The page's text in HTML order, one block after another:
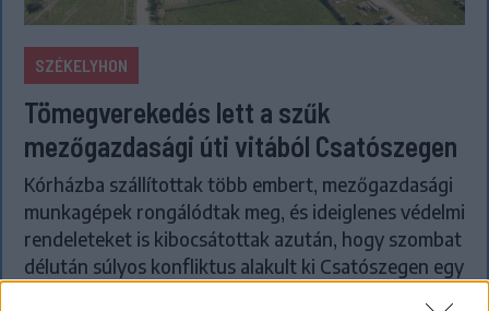
SZÉKELYHON
Tömegverekedés lett a szűk
mezőgazdasági úti vitából Csatószegen
Kórházba szállítottak több embert, mezőgazdasági
munkagépek rongálódtak meg, és ideiglenes védelmi
rendeleteket is kibocsátottak azután, hogy szombat
délután súlyos konfliktus alakult ki Csatószegen egy